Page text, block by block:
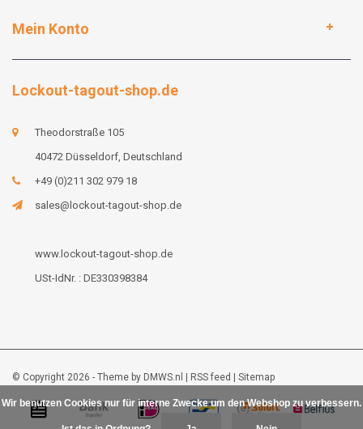
Mein Konto
Lockout-tagout-shop.de
Theodorstraße 105
40472 Düsseldorf, Deutschland
+49 (0)211 302 979 18
sales@lockout-tagout-shop.de
www.lockout-tagout-shop.de
USt-IdNr. : DE330398384
© Copyright 2026 - Theme by DMWS.nl RSS feed Sitemap
Wir benutzen Cookies nur für interne Zwecke um den Webshop zu verbessern.